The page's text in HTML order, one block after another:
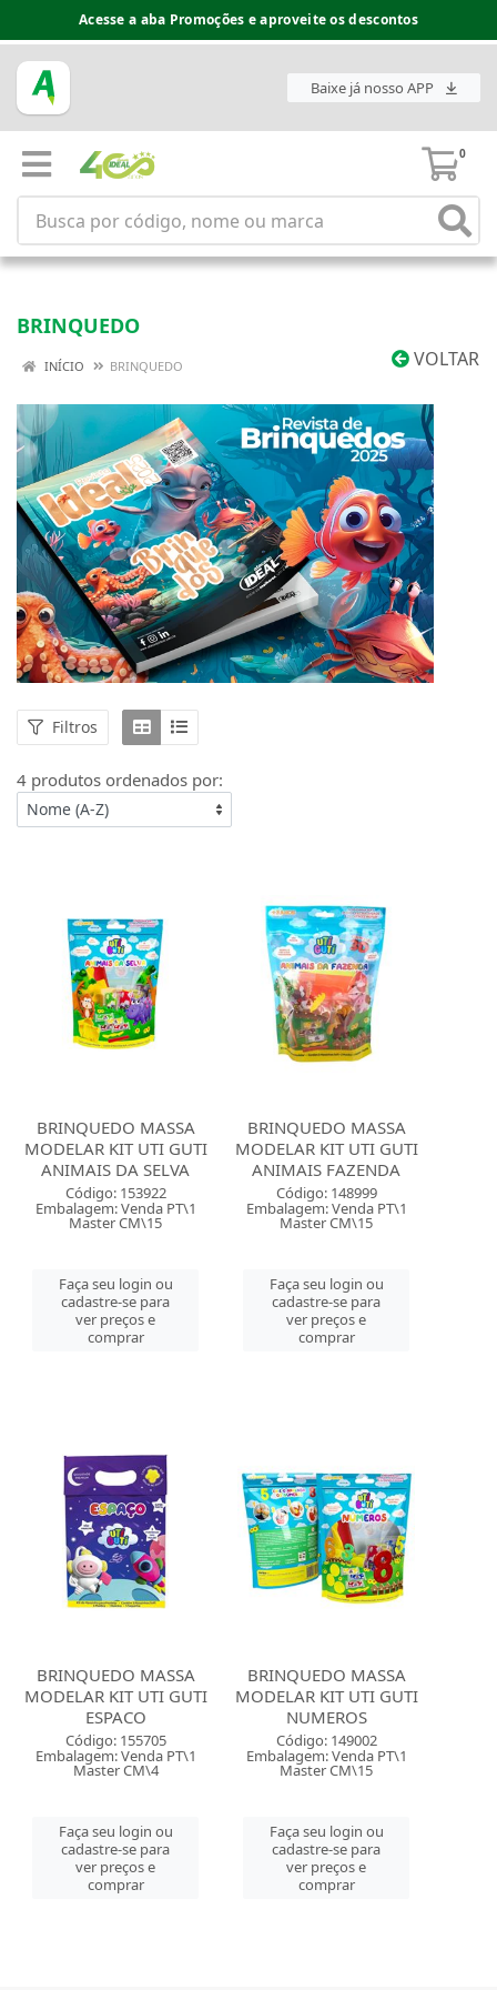
Acesse a aba Promoções e aproveite os descontos
Baixe já nosso APP
0
BRINQUEDO
VOLTAR
INÍCIO BRINQUEDO
Filtros
4 produtos ordenados por:
BRINQUEDO MASSA
MODELAR KIT UTI GUTI
ANIMAIS DA SELVA
Código: 153922
Embalagem: Venda PT\1
Master CM\15
Faça seu login ou
cadastre-se para
ver preços e
comprar
BRINQUEDO MASSA
MODELAR KIT UTI GUTI
ANIMAIS FAZENDA
Código: 148999
Embalagem: Venda PT\1
Master CM\15
Faça seu login ou
cadastre-se para
ver preços e
comprar
BRINQUEDO MASSA
MODELAR KIT UTI GUTI
ESPACO
Código: 155705
Embalagem: Venda PT\1
Master CM\4
Faça seu login ou
cadastre-se para
ver preços e
comprar
BRINQUEDO MASSA
MODELAR KIT UTI GUTI
NUMEROS
Código: 149002
Embalagem: Venda PT\1
Master CM\15
Faça seu login ou
cadastre-se para
ver preços e
comprar